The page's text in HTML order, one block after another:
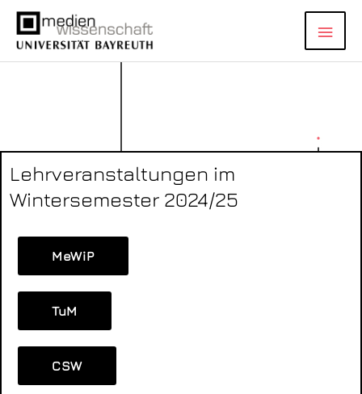
Inhalt
springen
Lehrveranstaltungen im
Wintersemester 2024/25
MeWiP
TuM
CSW